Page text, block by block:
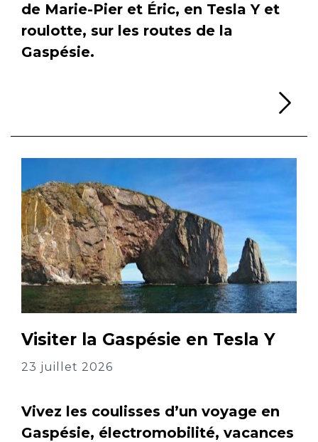
de Marie-Pier et Éric, en Tesla Y et
roulotte, sur les routes de la
Gaspésie.
Visiter la Gaspésie en Tesla Y
23 juillet 2026
Vivez les coulisses d’un voyage en
Gaspésie, électromobilité, vacances